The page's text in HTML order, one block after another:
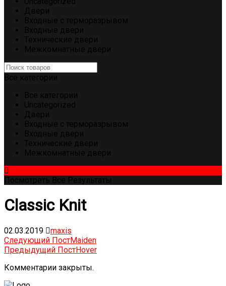
Classic Knit
02.03.2019
maxis
Следующий ПостMaiden
Предыдущий ПостHover
Комментарии закрыты.